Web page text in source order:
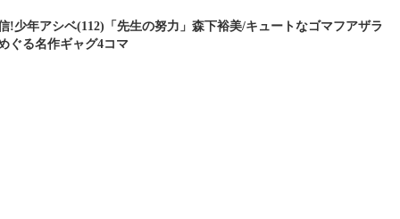
!少年アシベ(112)「先生の努力」森下裕美/キュートなゴマフアザラ
ぐる名作ギャグ4コマ